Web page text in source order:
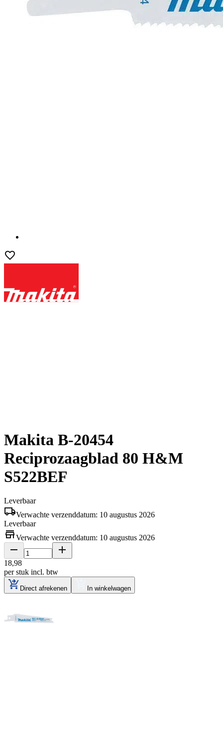
Makita B-20454
Reciprozaagblad 80 H&M
S522BEF
Leverbaar
Verwachte verzenddatum: 10 augustus 2026
Leverbaar
Verwachte verzenddatum: 10 augustus 2026
18,98
per stuk incl. btw
Direct afrekenen In winkelwagen